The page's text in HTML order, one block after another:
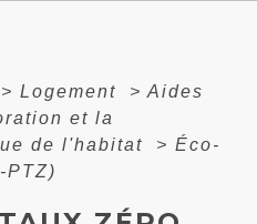
> Logement > Aides
et la
de l'habitat
> Éco-
PTZ)